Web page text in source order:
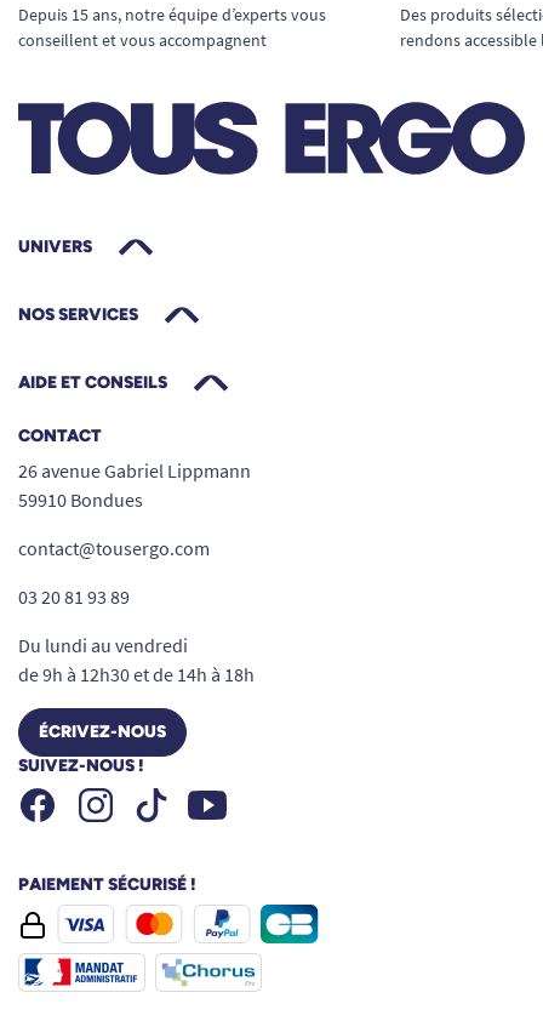
Depuis 15 ans, notre équipe d’experts vous
conseillent et vous accompagnent
Des produits
rendons
UNIVERS
NOS SERVICES
AIDE ET CONSEILS
CONTACT
26 avenue Gabriel Lippmann
59910 Bondues
contact@tousergo.com
03 20 81 93 89
Du lundi au vendredi
de 9h à 12h30 et de 14h à 18h
ÉCRIVEZ-NOUS
SUIVEZ-NOUS !
FacebookInstagramTiktok Youtube
PAIEMENT SÉCURISÉ !